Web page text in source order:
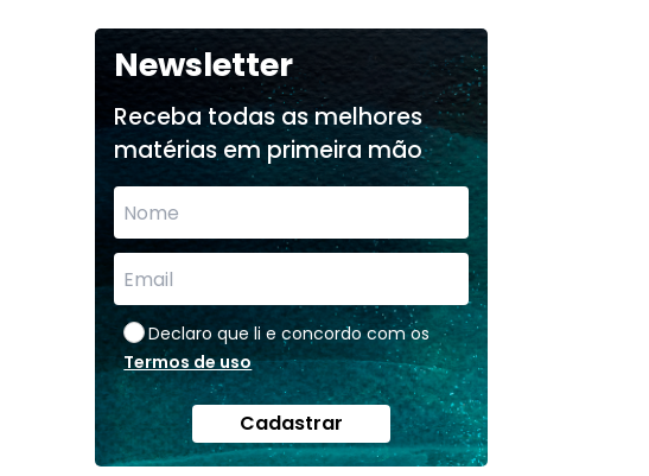
Newsletter
Receba todas as melhores
matérias em primeira mão
Declaro que li e concordo com os
Termos de uso
Cadastrar